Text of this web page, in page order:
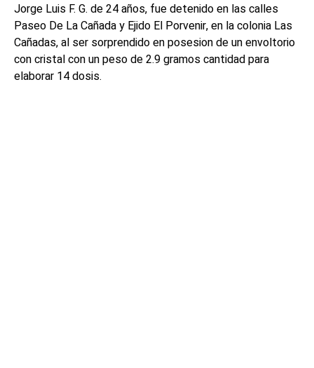
Jorge Luis F. G. de 24 años, fue detenido en las calles
Paseo De La Cañada y Ejido El Porvenir, en la colonia Las
Cañadas, al ser sorprendido en posesion de un envoltorio
con cristal con un peso de 2.9 gramos cantidad para
elaborar 14 dosis.